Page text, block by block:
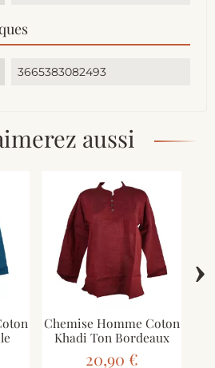
3665383082493
aussi
Chemise Homme Coton
Khadi Ton Bordeaux
20,90 €
›